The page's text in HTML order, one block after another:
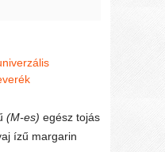
(M-es) egész tojás
ízű margarin